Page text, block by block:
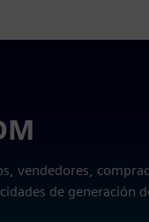
vendedores,
de generación